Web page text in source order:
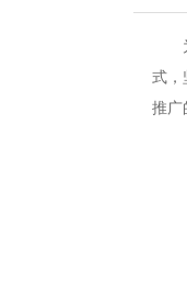
式，
推广